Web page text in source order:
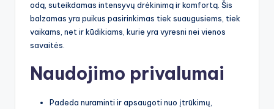
odą, suteikdamas intensyvų drėkinimą ir komfortą. Šis
balzamas yra puikus pasirinkimas tiek suaugusiems, tiek
vaikams, net ir kūdikiams, kurie yra vyresni nei vienos
savaitės.
Naudojimo privalumai
Padeda nuraminti ir apsaugoti nuo įtrūkimų,